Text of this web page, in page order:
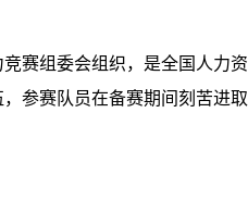
赛组委会组织，是全国人力
参赛队员在备赛期间刻苦进